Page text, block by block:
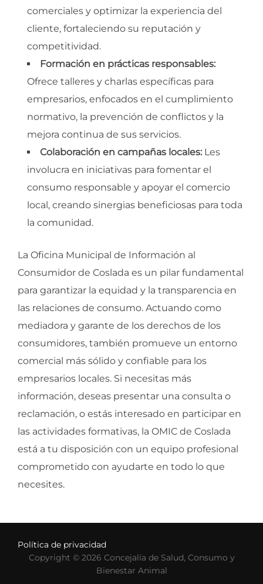
comerciales y optimizar la experiencia del
cliente, fortaleciendo su reputación y
competitividad.
Formación en prácticas responsables:
Ofrece talleres y charlas específicas para
empresarios, enfocados en el cumplimiento
normativo, la prevención de conflictos y la
mejora continua de sus servicios.
Colaboración en campañas locales: Les
involucra en iniciativas para fomentar el
consumo responsable y apoyar el comercio
local, creando sinergias beneficiosas para toda
la comunidad.
La Oficina Municipal de Información al
Consumidor de Coslada es un pilar fundamental
para garantizar la equidad y la transparencia en
las relaciones de consumo. Actuando como
mediadora y garante de los derechos de los
consumidores, también promueve un entorno
comercial más sólido y confiable para los
empresarios locales. Si necesitas más
información, deseas presentar una consulta o
reclamación, o estás interesado en participar en
las actividades formativas, la OMIC de Coslada
está a tu disposición con un equipo profesional
comprometido con ayudarte en todo lo que
necesites.
Política de privacidad
Copyright © 2026 Concejalía de Salud, Consumo y
Bienestar Animal